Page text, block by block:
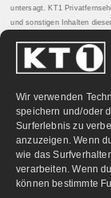
Wir verwenden
speichern und/oder
Surferlebnis zu
anzuzeigen. Wenn
wie das
verarbeiten. Wenn
können bestimmte
untersagt. KT1
und sonstigen Inhalten
PARTNERLINKS: